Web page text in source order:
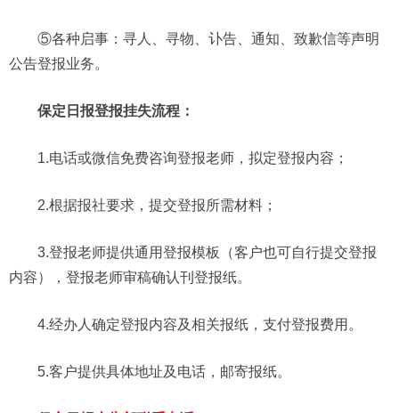
⑤各种启事：寻人、寻物、讣告、通知、致歉信等声明
公告登报业务。
保定日报登报挂失流程：
1.电话或微信免费咨询登报老师，拟定登报内容；
2.根据报社要求，提交登报所需材料；
3.登报老师提供通用登报模板（客户也可自行提交登报
内容），登报老师审稿确认刊登报纸。
4.经办人确定登报内容及相关报纸，支付登报费用。
5.客户提供具体地址及电话，邮寄报纸。